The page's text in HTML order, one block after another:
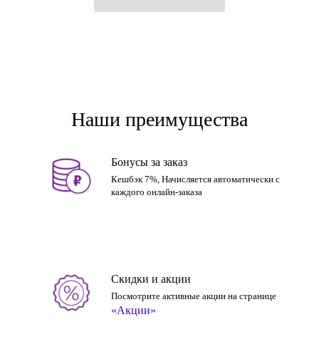
Наши преимущества
Бонусы за заказ
Кешбэк 7%, Начисляется автоматически с
каждого онлайн-заказа
Скидки и акции
Посмотрите активные акции на странице
«Акции»